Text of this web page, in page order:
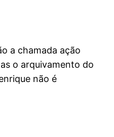
a chamada ação
o arquivamento do
não é